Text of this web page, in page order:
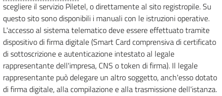
scegliere il servizio Piletel, o direttamente al sito registropile. Su
questo sito sono disponibili i manuali con le istruzioni operative.
L'accesso al sistema telematico deve essere effettuato tramite
dispositivo di firma digitale (Smart Card comprensiva di certificato
di sottoscrizione e autenticazione intestato al legale
rappresentante dell'impresa, CNS o token di firma). Il legale
rappresentante può delegare un altro soggetto, anch'esso dotato
di firma digitale, alla compilazione e alla trasmissione dell'istanza.